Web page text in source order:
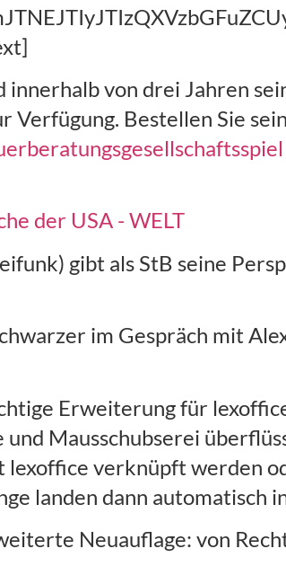
von drei Jahren
Verfügung. Bestellen Sie
der USA - WELT
gibt als StB seine
im Gespräch mit
Erweiterung für
Mausschubserei
lexoffice verknüpft werden
landen dann automatisch
Neuauflage: von